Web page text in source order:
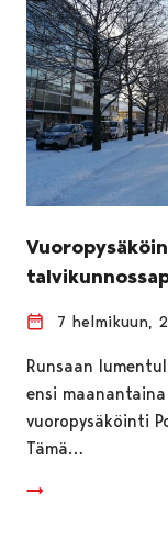
7 helmikuun,
Runsaan
ensi
vuoropysäköinti
Tämä…